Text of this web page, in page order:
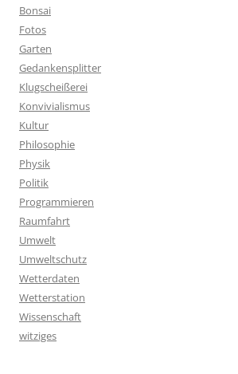
Bonsai
Fotos
Garten
Gedankensplitter
Klugscheißerei
Konvivialismus
Kultur
Philosophie
Physik
Politik
Programmieren
Raumfahrt
Umwelt
Umweltschutz
Wetterdaten
Wetterstation
Wissenschaft
witziges